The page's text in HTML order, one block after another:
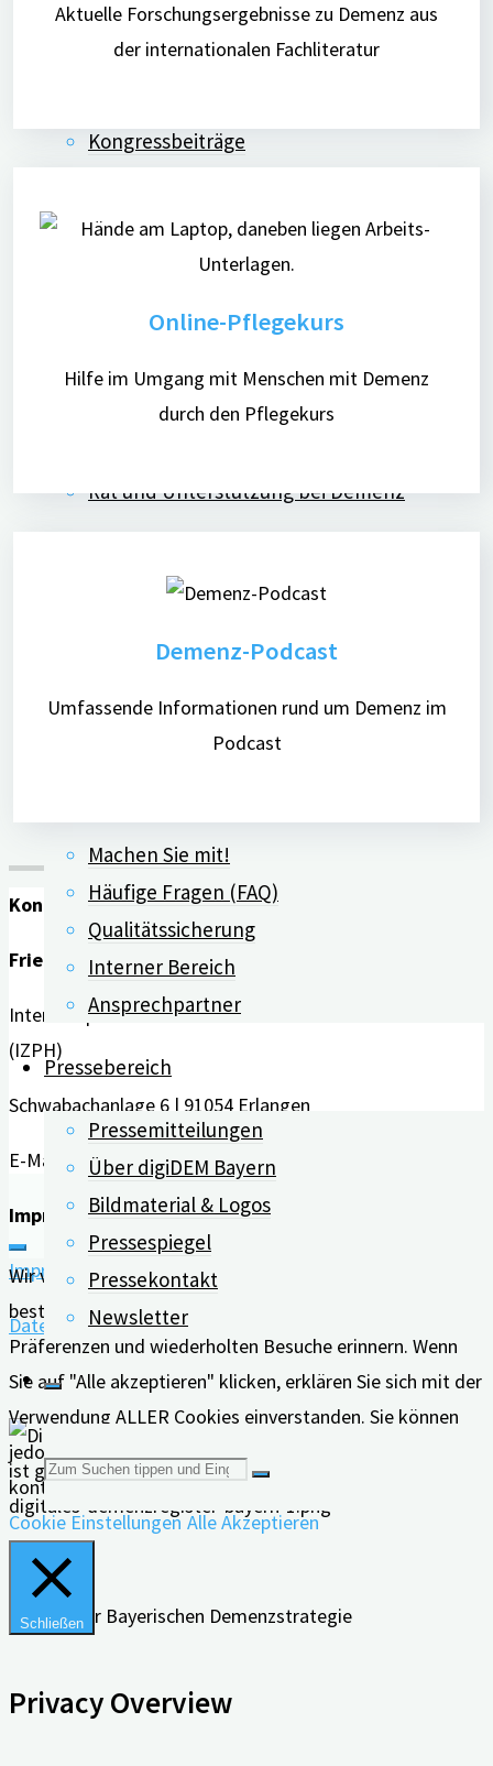
Was ist digiDEM?
Kongressbeiträge
Studienteilnehmende
digiDEM-Forschungspartner*innen in Ihrer
Rat und Unterstützung bei Demenz
Pflegende Angehörige
Machen Sie mit!
Häufige Fragen (FAQ)
Qualitätssicherung
Interner Bereich
Ansprechpartner
Pressebereich
Pressemitteilungen
Über digiDEM Bayern
Bildmaterial & Logos
Pressespiegel
Pressekontakt
Newsletter
Suchen
nach:
Aktuelle Forschungsergebnisse zu Demenz aus
der internationalen Fachliteratur
Online-Pflegekurs
Hilfe im Umgang mit Menschen mit Demenz
durch den Pflegekurs
Demenz-Podcast
Umfassende Informationen rund um Demenz im
Podcast
Kontakt
Friedrich-Alexander-Universität Erlangen-Nürnberg
Interdisziplinäres Zentrum für HTA und Public Health
(IZPH)
Schwabachanlage 6 | 91054 Erlangen
E-Mail:info@digidem-bayern.de
Impressum | Datenschutz
Impressum
Datenschutz
Wir verwenden Cookies auf unserer Website, um Ihnen die
bestmögliche Erfahrung zu bieten, indem wir uns an Ihre
Präferenzen und wiederholten Besuche erinnern. Wenn
Sie auf "Alle akzeptieren" klicken, erklären Sie sich mit der
Verwendung ALLER Cookies einverstanden. Sie können
jedoch die "Cookie-Einstellungen" besuchen, um eine
kontrollierte Zustimmung zu erteilen.
Cookie Einstellungen Alle Akzeptieren
Schließen
Privacy Overview